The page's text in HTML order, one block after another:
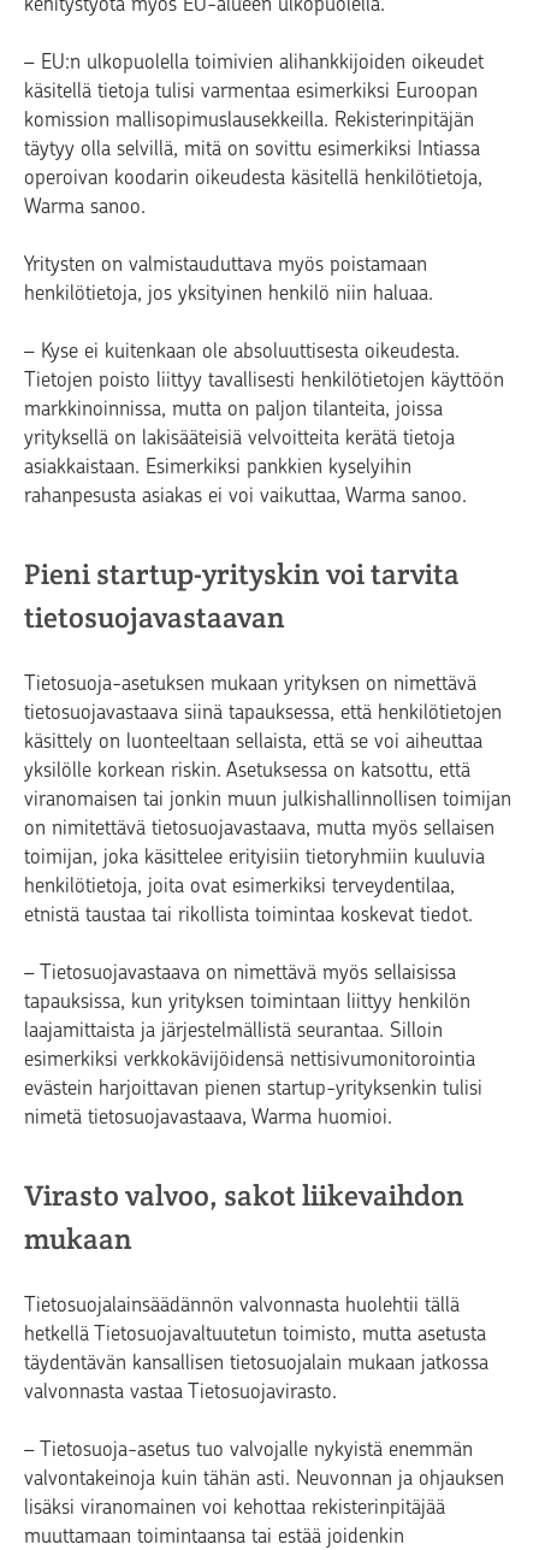
– EU:n ulkopuolella toimivien alihankkijoiden oikeudet
käsitellä tietoja tulisi varmentaa esimerkiksi Euroopan
komission mallisopimuslausekkeilla. Rekisterinpitäjän
täytyy olla selvillä, mitä on sovittu esimerkiksi Intiassa
operoivan koodarin oikeudesta käsitellä henkilötietoja,
Warma sanoo.
Yritysten on valmistauduttava myös poistamaan
henkilötietoja, jos yksityinen henkilö niin haluaa.
– Kyse ei kuitenkaan ole absoluuttisesta oikeudesta.
Tietojen poisto liittyy tavallisesti henkilötietojen käyttöön
markkinoinnissa, mutta on paljon tilanteita, joissa
yrityksellä on lakisääteisiä velvoitteita kerätä tietoja
asiakkaistaan. Esimerkiksi pankkien kyselyihin
rahanpesusta asiakas ei voi vaikuttaa, Warma sanoo.
Pieni startup-yrityskin voi tarvita
tietosuojavastaavan
Tietosuoja-asetuksen mukaan yrityksen on nimettävä
tietosuojavastaava siinä tapauksessa, että henkilötietojen
käsittely on luonteeltaan sellaista, että se voi aiheuttaa
yksilölle korkean riskin. Asetuksessa on katsottu, että
viranomaisen tai jonkin muun julkishallinnollisen toimijan
on nimitettävä tietosuojavastaava, mutta myös sellaisen
toimijan, joka käsittelee erityisiin tietoryhmiin kuuluvia
henkilötietoja, joita ovat esimerkiksi terveydentilaa,
etnistä taustaa tai rikollista toimintaa koskevat tiedot.
– Tietosuojavastaava on nimettävä myös sellaisissa
tapauksissa, kun yrityksen toimintaan liittyy henkilön
laajamittaista ja järjestelmällistä seurantaa. Silloin
esimerkiksi verkkokävijöidensä nettisivumonitorointia
evästein harjoittavan pienen startup-yrityksenkin tulisi
nimetä tietosuojavastaava, Warma huomioi.
Virasto valvoo, sakot liikevaihdon
mukaan
Tietosuojalainsäädännön valvonnasta huolehtii tällä
hetkellä Tietosuojavaltuutetun toimisto, mutta asetusta
täydentävän kansallisen tietosuojalain mukaan jatkossa
valvonnasta vastaa Tietosuojavirasto.
– Tietosuoja-asetus tuo valvojalle nykyistä enemmän
valvontakeinoja kuin tähän asti. Neuvonnan ja ohjauksen
lisäksi viranomainen voi kehottaa rekisterinpitäjää
muuttamaan toimintaansa tai estää joidenkin